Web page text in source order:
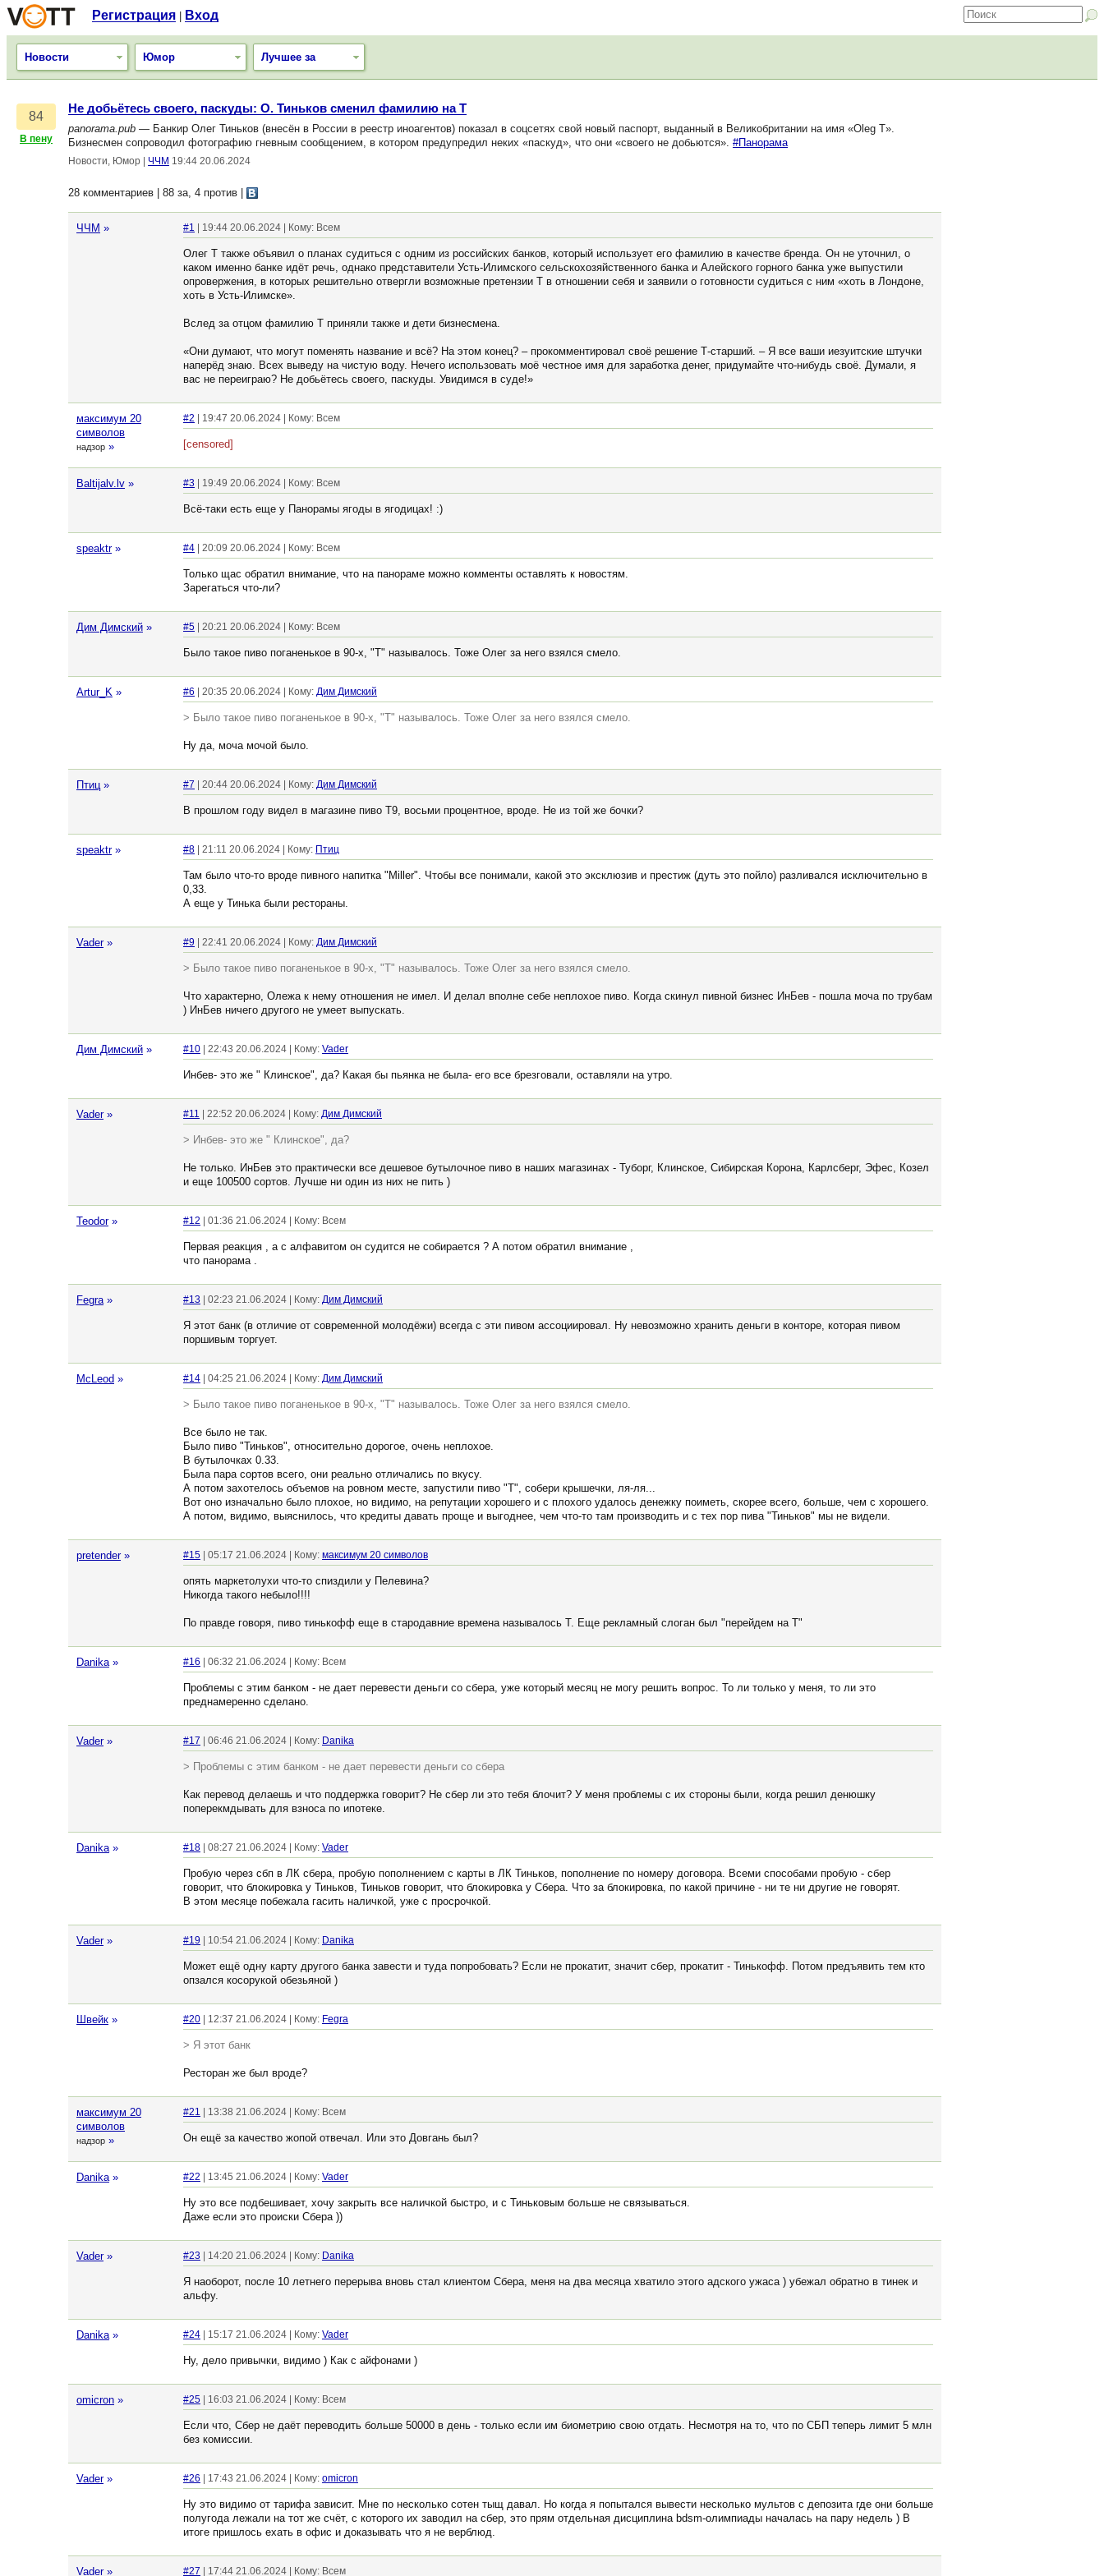
Регистрация Вход
Новости Юмор Лучшее за
84
В пену
Не добьётесь своего, паскуды: О. Тиньков сменил фамилию на Т
panorama.pub — Банкир Олег Тиньков (внесён в России в реестр иноагентов) показал в соцсетях свой новый паспорт, выданный в Великобритании на имя «Oleg T».
Бизнесмен сопроводил фотографию гневным сообщением, в котором предупредил неких «паскуд», что они «своего не добьются». #Панорама
Новости, Юмор ЧЧМ 19:44 20.06.2024
28 комментариев | 88 за, 4 против
ЧЧМ » #1 | 19:44 20.06.2024 | Кому: Всем
Олег Т также объявил о планах судиться с одним из российских банков, который использует его фамилию в качестве бренда. Он не уточнил, о
каком именно банке идёт речь, однако представители Усть-Илимского сельскохозяйственного банка и Алейского горного банка уже выпустили
опровержения, в которых решительно отвергли возможные претензии Т в отношении себя и заявили о готовности судиться с ним «хоть в Лондоне,
хоть в Усть-Илимске».
Вслед за отцом фамилию Т приняли также и дети бизнесмена.
«Они думают, что могут поменять название и всё? На этом конец? – прокомментировал своё решение Т-старший. – Я все ваши иезуитские штучки
наперёд знаю. Всех выведу на чистую воду. Нечего использовать моё честное имя для заработка денег, придумайте что-нибудь своё. Думали, я
вас не переиграю? Не добьётесь своего, паскуды. Увидимся в суде!»
максимум 20
символов
надзор »
#2 | 19:47 20.06.2024 | Кому: Всем
[censored]
Baltijalv.lv » #3 | 19:49 20.06.2024 | Кому: Всем
Всё-таки есть еще у Панорамы ягоды в ягодицах! :)
speaktr » #4 | 20:09 20.06.2024 | Кому: Всем
Только щас обратил внимание, что на панораме можно комменты оставлять к новостям.
Зарегаться что-ли?
Дим Димский » #5 | 20:21 20.06.2024 | Кому: Всем
Было такое пиво поганенькое в 90-х, "Т" называлось. Тоже Олег за него взялся смело.
Artur_K » #6 | 20:35 20.06.2024 | Кому: Дим Димский
> Было такое пиво поганенькое в 90-х, "Т" называлось. Тоже Олег за него взялся смело.
Ну да, моча мочой было.
Птиц » #7 | 20:44 20.06.2024 | Кому: Дим Димский
В прошлом году видел в магазине пиво Т9, восьми процентное, вроде. Не из той же бочки?
speaktr » #8 | 21:11 20.06.2024 | Кому: Птиц
Там было что-то вроде пивного напитка "Miller". Чтобы все понимали, какой это эксклюзив и престиж (дуть это пойло) разливался исключительно в
0,33.
А еще у Тинька были рестораны.
Vader » #9 | 22:41 20.06.2024 | Кому: Дим Димский
> Было такое пиво поганенькое в 90-х, "Т" называлось. Тоже Олег за него взялся смело.
Что характерно, Олежа к нему отношения не имел. И делал вполне себе неплохое пиво. Когда скинул пивной бизнес ИнБев - пошла моча по трубам
) ИнБев ничего другого не умеет выпускать.
Дим Димский » #10 | 22:43 20.06.2024 | Кому: Vader
Инбев- это же " Клинское", да? Какая бы пьянка не была- его все брезговали, оставляли на утро.
Vader » #11 | 22:52 20.06.2024 | Кому: Дим Димский
> Инбев- это же " Клинское", да?
Не только. ИнБев это практически все дешевое бутылочное пиво в наших магазинах - Туборг, Клинское, Сибирская Корона, Карлсберг, Эфес, Козел
и еще 100500 сортов. Лучше ни один из них не пить )
Teodor » #12 | 01:36 21.06.2024 | Кому: Всем
Первая реакция , а с алфавитом он судится не собирается ? А потом обратил внимание ,
что панорама .
Fegra » #13 | 02:23 21.06.2024 | Кому: Дим Димский
Я этот банк (в отличие от современной молодёжи) всегда с эти пивом ассоциировал. Ну невозможно хранить деньги в конторе, которая пивом
поршивым торгует.
McLeod » #14 | 04:25 21.06.2024 | Кому: Дим Димский
> Было такое пиво поганенькое в 90-х, "Т" называлось. Тоже Олег за него взялся смело.
Все было не так.
Было пиво "Тиньков", относительно дорогое, очень неплохое.
В бутылочках 0.33.
Была пара сортов всего, они реально отличались по вкусу.
А потом захотелось объемов на ровном месте, запустили пиво "Т", собери крышечки, ля-ля...
Вот оно изначально было плохое, но видимо, на репутации хорошего и с плохого удалось денежку поиметь, скорее всего, больше, чем с хорошего.
А потом, видимо, выяснилось, что кредиты давать проще и выгоднее, чем что-то там производить и с тех пор пива "Тиньков" мы не видели.
pretender » #15 | 05:17 21.06.2024 | Кому: максимум 20 символов
опять маркетолухи что-то спиздили у Пелевина?
Никогда такого небыло!!!!
По правде говоря, пиво тинькофф еще в стародавние времена называлось Т. Еще рекламный слоган был "перейдем на Т"
Danika » #16 | 06:32 21.06.2024 | Кому: Всем
Проблемы с этим банком - не дает перевести деньги со сбера, уже который месяц не могу решить вопрос. То ли только у меня, то ли это
преднамеренно сделано.
Vader » #17 | 06:46 21.06.2024 | Кому: Danika
> Проблемы с этим банком - не дает перевести деньги со сбера
Как перевод делаешь и что поддержка говорит? Не сбер ли это тебя блочит? У меня проблемы с их стороны были, когда решил денюшку
поперекмдывать для взноса по ипотеке.
Danika » #18 | 08:27 21.06.2024 | Кому: Vader
Пробую через сбп в ЛК сбера, пробую пополнением с карты в ЛК Тиньков, пополнение по номеру договора. Всеми способами пробую - сбер
говорит, что блокировка у Тиньков, Тиньков говорит, что блокировка у Сбера. Что за блокировка, по какой причине - ни те ни другие не говорят.
В этом месяце побежала гасить наличкой, уже с просрочкой.
Vader » #19 | 10:54 21.06.2024 | Кому: Danika
Может ещё одну карту другого банка завести и туда попробовать? Если не прокатит, значит сбер, прокатит - Тинькофф. Потом предъявить тем кто
опзался косорукой обезьяной )
Швейк » #20 | 12:37 21.06.2024 | Кому: Fegra
> Я этот банк
Ресторан же был вроде?
максимум 20
символов
надзор »
#21 | 13:38 21.06.2024 | Кому: Всем
Он ещё за качество жопой отвечал. Или это Довгань был?
Danika » #22 | 13:45 21.06.2024 | Кому: Vader
Ну это все подбешивает, хочу закрыть все наличкой быстро, и с Тиньковым больше не связываться.
Даже если это происки Сбера ))
Vader » #23 | 14:20 21.06.2024 | Кому: Danika
Я наоборот, после 10 летнего перерыва вновь стал клиентом Сбера, меня на два месяца хватило этого адского ужаса ) убежал обратно в тинек и
альфу.
Danika » #24 | 15:17 21.06.2024 | Кому: Vader
Ну, дело привычки, видимо ) Как с айфонами )
omicron » #25 | 16:03 21.06.2024 | Кому: Всем
Если что, Сбер не даёт переводить больше 50000 в день - только если им биометрию свою отдать. Несмотря на то, что по СБП теперь лимит 5 млн
без комиссии.
Vader » #26 | 17:43 21.06.2024 | Кому: omicron
Ну это видимо от тарифа зависит. Мне по несколько сотен тыщ давал. Но когда я попытался вывести несколько мультов с депозита где они больше
полугода лежали на тот же счёт, с которого их заводил на сбер, это прям отдельная дисциплина bdsm-олимпиады началась на пару недель ) В
итоге пришлось ехать в офис и доказывать что я не верблюд.
Vader » #27 | 17:44 21.06.2024 | Кому: Всем